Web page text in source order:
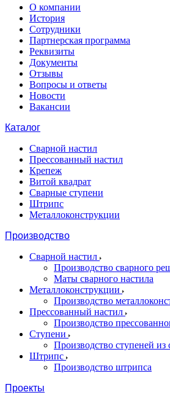
О компании
История
Сотрудники
Партнерская программа
Реквизиты
Документы
Отзывы
Вопросы и ответы
Новости
Вакансии
Каталог
Сварной настил
Прессованный настил
Крепеж
Витой квадрат
Сварные ступени
Штрипс
Металлоконструкции
Производство
Сварной настил
Производство сварного
Маты сварного настила
Металлоконструкции
Производство
Прессованный настил
Производство
Ступени
Производство ступеней из
Штрипс
Производство штрипса
Проекты